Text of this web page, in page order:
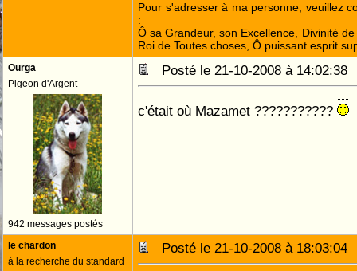
Pour s'adresser à ma personne, veuillez
:
Ô sa Grandeur, son Excellence, Divinité
Roi de Toutes choses, Ô puissant esprit
Ourga
Pigeon d'Argent
942 messages postés
Posté le 21-10-2008 à
c'était où Mazamet ???????????
le chardon
à la recherche du standard
Posté le 21-10-2008 à